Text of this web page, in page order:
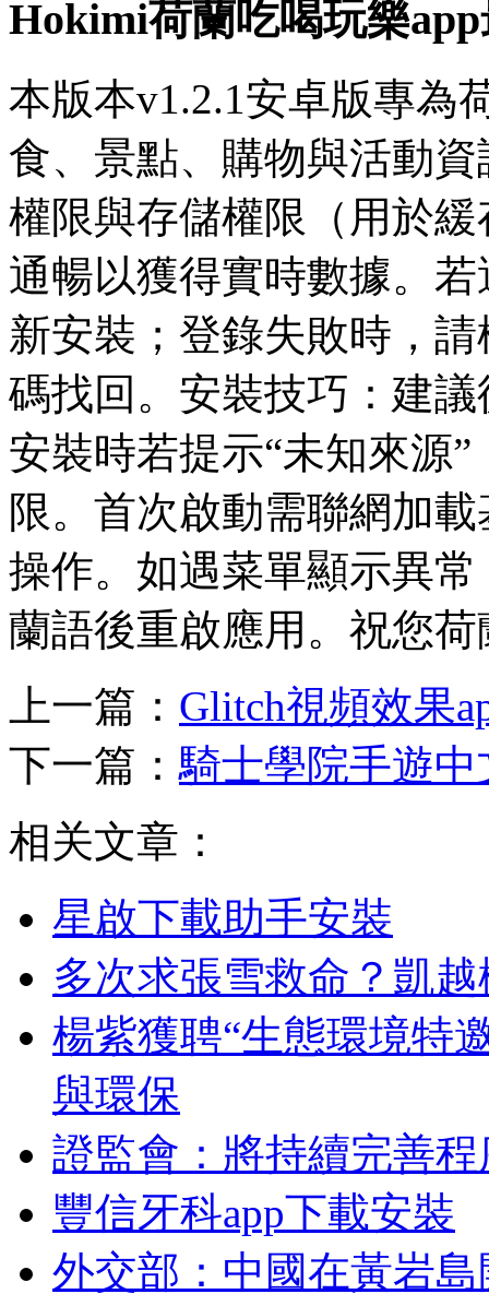
Hokimi荷蘭吃喝玩樂
本版本v1.2.1安卓版專為
食、景點、購物與活動
權限與存儲權限（用於
通暢以獲得實時數據。
新安裝；登錄失敗時，
碼找回。安裝技巧：建
安裝時若提示“未知來源
限。首次啟動需聯網加
操作。如遇菜單顯示異
蘭語後重啟應用。祝您
上一篇： Glitch視頻效果
下一篇：騎士學院手遊
相关文章：
星啟下載助手安裝
多次求張雪救命？凱
楊紫獲聘“生態環境特
與環保
證監會：將持續完善
豐信牙科app下載安裝
外交部：中國在黃岩